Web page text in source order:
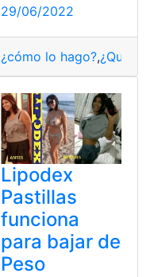
29/06/2022
¿cómo lo hago?,¿Qué
Lipodex
Pastillas
funciona
para bajar de
Peso